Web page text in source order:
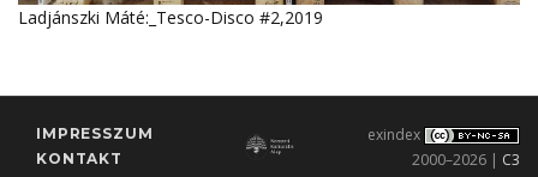
Ladjánszki Máté:_Tesco-Disco #2,2019
IMPRESSZUM
KONTAKT
exindex
2000–2026 | C3